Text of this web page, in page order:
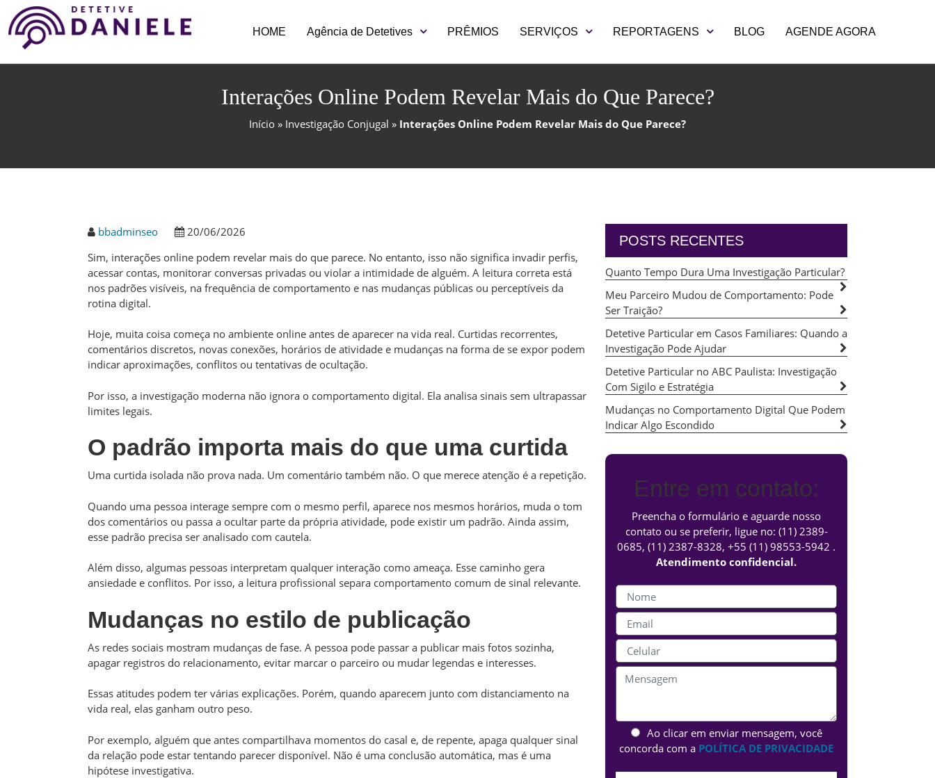
HOME Agência de Detetives PRÊMIOS SERVIÇOS REPORTAGENS BLOG AGENDE AGORA
Interações Online Podem Revelar Mais do Que Parece?
Início » Investigação Conjugal » Interações Online Podem Revelar Mais do Que Parece?
bbadminseo
20/06/2026
Sim, interações online podem revelar mais do que parece. No entanto, isso não significa invadir perfis,
acessar contas, monitorar conversas privadas ou violar a intimidade de alguém. A leitura correta está
nos padrões visíveis, na frequência de comportamento e nas mudanças públicas ou perceptíveis da
rotina digital.
Hoje, muita coisa começa no ambiente online antes de aparecer na vida real. Curtidas recorrentes,
comentários discretos, novas conexões, horários de atividade e mudanças na forma de se expor podem
indicar aproximações, conflitos ou tentativas de ocultação.
Por isso, a investigação moderna não ignora o comportamento digital. Ela analisa sinais sem ultrapassar
limites legais.
O padrão importa mais do que uma curtida
Uma curtida isolada não prova nada. Um comentário também não. O que merece atenção é a repetição.
Quando uma pessoa interage sempre com o mesmo perfil, aparece nos mesmos horários, muda o tom
dos comentários ou passa a ocultar parte da própria atividade, pode existir um padrão. Ainda assim,
esse padrão precisa ser analisado com cautela.
Além disso, algumas pessoas interpretam qualquer interação como ameaça. Esse caminho gera
ansiedade e conflitos. Por isso, a leitura profissional separa comportamento comum de sinal relevante.
Mudanças no estilo de publicação
As redes sociais mostram mudanças de fase. A pessoa pode passar a publicar mais fotos sozinha,
apagar registros do relacionamento, evitar marcar o parceiro ou mudar legendas e interesses.
Essas atitudes podem ter várias explicações. Porém, quando aparecem junto com distanciamento na
vida real, elas ganham outro peso.
Por exemplo, alguém que antes compartilhava momentos do casal e, de repente, apaga qualquer sinal
da relação pode estar tentando parecer disponível. Não é uma conclusão automática, mas é uma
hipótese investigativa.
POSTS RECENTES
Quanto Tempo Dura Uma Investigação Particular?
Meu Parceiro Mudou de Comportamento: Pode
Ser Traição?
Detetive Particular em Casos Familiares: Quando a
Investigação Pode Ajudar
Detetive Particular no ABC Paulista: Investigação
Com Sigilo e Estratégia
Mudanças no Comportamento Digital Que Podem
Indicar Algo Escondido
Entre em contato:
Preencha o formulário e aguarde nosso
contato ou se preferir, ligue no: (11) 2389-
0685, (11) 2387-8328, +55 (11) 98553-5942 .
Atendimento confidencial.
Ao clicar em enviar mensagem, você
concorda com a POLÍTICA DE PRIVACIDADE